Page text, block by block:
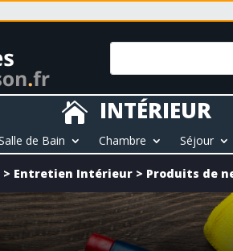
 INTÉRIEUR
de Bain Chambre Séjour
> Entretien Intérieur > Produits de